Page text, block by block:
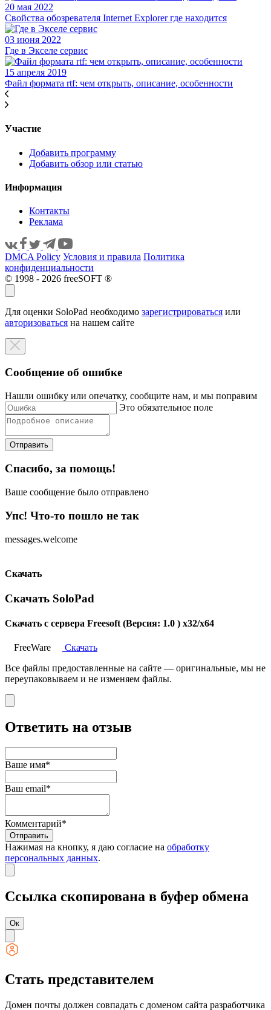
20 мая 2022
Свойства обозревателя Internet Explorer где находится
03 июня 2022
Где в Экселе сервис
15 апреля 2019
Файл формата rtf: чем открыть, описание, особенности
Участие
Добавить программу
Добавить обзор или статью
Информация
Контакты
Реклама
DMCA Policy Условия и правила Политика
конфиденциальности
© 1998 - 2026 freeSOFT ®
Для оценки SoloPad необходимо зарегистрироваться или
авторизоваться на нашем сайте
Сообщение об ошибке
Нашли ошибку или опечатку, сообщите нам, и мы поправим
Это обязательное поле
Отправить
Спасибо, за помощь!
Ваше сообщение было отправлено
Упс! Что-то пошло не так
messages.welcome
Скачать
Скачать SoloPad
Скачать с сервера Freesoft (Версия: 1.0 ) x32/x64
FreeWare
Скачать
Все файлы предоставленные на сайте — оригинальные, мы не
переупаковываем и не изменяем файлы.
Ответить на отзыв
Ваше имя*
Ваш email*
Комментарий*
Отправить
Нажимая на кнопку, я даю согласие на обработку
персональных данных.
Ссылка скопирована в буфер обмена
Ок
Стать представителем
Домен почты должен совпадать с доменом сайта разработчика